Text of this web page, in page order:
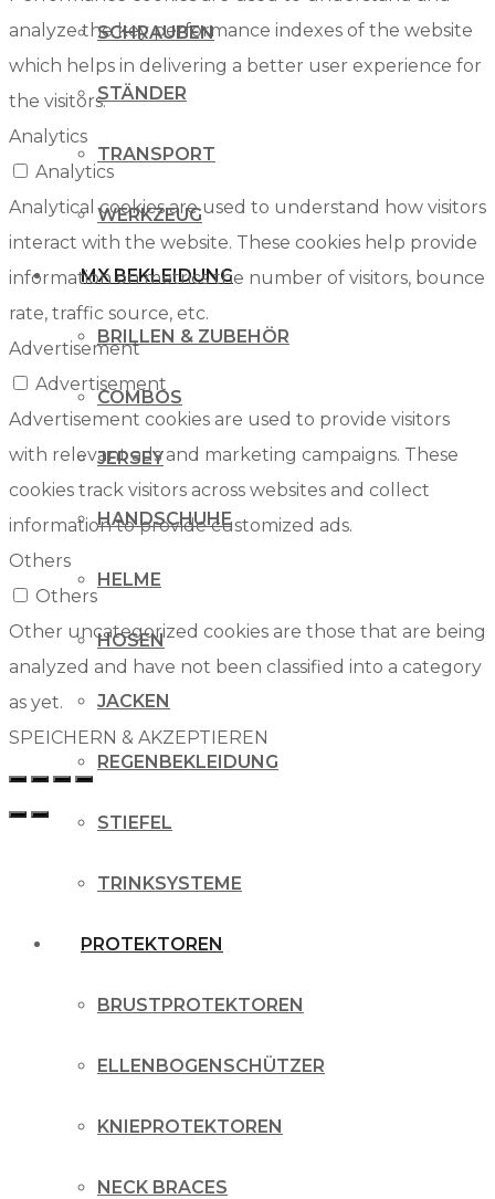
SCHRAUBEN
STÄNDER
TRANSPORT
WERKZEUG
MX BEKLEIDUNG
BRILLEN & ZUBEHÖR
COMBOS
JERSEY
HANDSCHUHE
HELME
HOSEN
JACKEN
REGENBEKLEIDUNG
STIEFEL
TRINKSYSTEME
PROTEKTOREN
BRUSTPROTEKTOREN
ELLENBOGENSCHÜTZER
KNIEPROTEKTOREN
NECK BRACES
analyze the key performance indexes of the website
which helps in delivering a better user experience for
the visitors.
Analytics
Analytics
Analytical cookies are used to understand how visitors
interact with the website. These cookies help provide
information on metrics the number of visitors, bounce
rate, traffic source, etc.
Advertisement
Advertisement
Advertisement cookies are used to provide visitors
with relevant ads and marketing campaigns. These
cookies track visitors across websites and collect
information to provide customized ads.
Others
Others
Other uncategorized cookies are those that are being
analyzed and have not been classified into a category
as yet.
SPEICHERN & AKZEPTIEREN